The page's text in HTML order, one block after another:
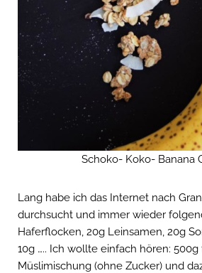
Schoko- Koko- Banana
Lang habe ich das Internet nach
durchsucht und immer wieder
Haferflocken, 20g Leinsamen, 20g
10g ….. Ich wollte einfach hören:
Müslimischung (ohne Zucker) und